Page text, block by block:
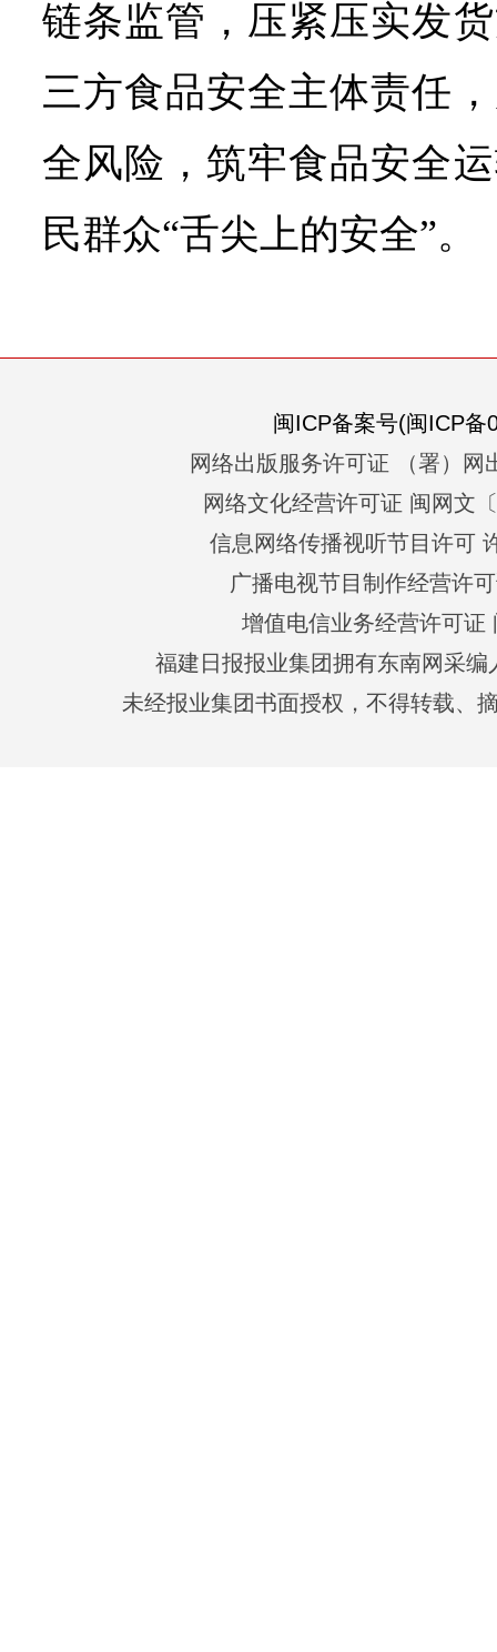
链条监管，压紧压实发
三方食品安全主体责任
全风险，筑牢食品安全
民群众“舌尖上的安全”。
闽ICP备案号(闽ICP备
网络出版服务许可证 （署）网
网络文化经营许可证 闽网文
信息网络传播视听节目许可
广播电视节目制作经营许
增值电信业务经营许可证
福建日报报业集团拥有东南网采
未经报业集团书面授权，不得转载、